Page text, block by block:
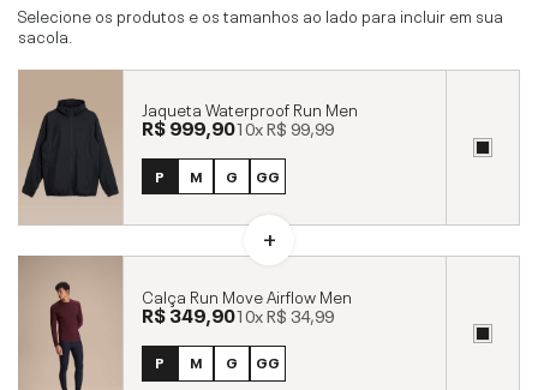
Selecione os produtos e os tamanhos ao lado para incluir em sua
sacola.
Jaqueta Waterproof Run Men
R$ 999,9010xR$ 99,99
P M G GG
Calça Run Move Airflow Men
R$ 349,9010xR$ 34,99
P M G GG